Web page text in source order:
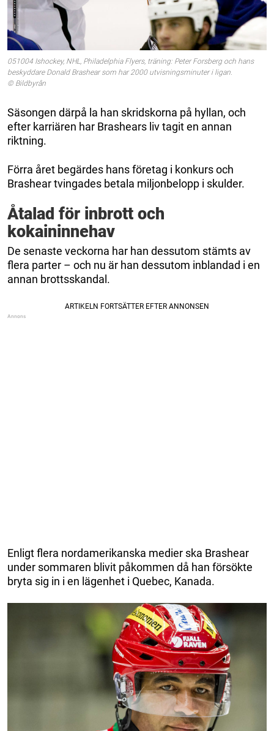
051004 Ishockey, NHL, Philadelphia Flyers, träning: Peter Forsberg och hans
beskyddare Donald Brashear som har 2000 utvisningsminuter i ligan.
© Bildbyrån
Säsongen därpå la han skridskorna på hyllan, och
efter karriären har Brashears liv tagit en annan
riktning.
Förra året begärdes hans företag i konkurs och
Brashear tvingades betala miljonbelopp i skulder.
Åtalad för inbrott och
kokaininnehav
De senaste veckorna har han dessutom stämts av
flera parter – och nu är han dessutom inblandad i en
annan brottsskandal.
Enligt flera nordamerikanska medier ska Brashear
under sommaren blivit påkommen då han försökte
bryta sig in i en lägenhet i Quebec, Kanada.